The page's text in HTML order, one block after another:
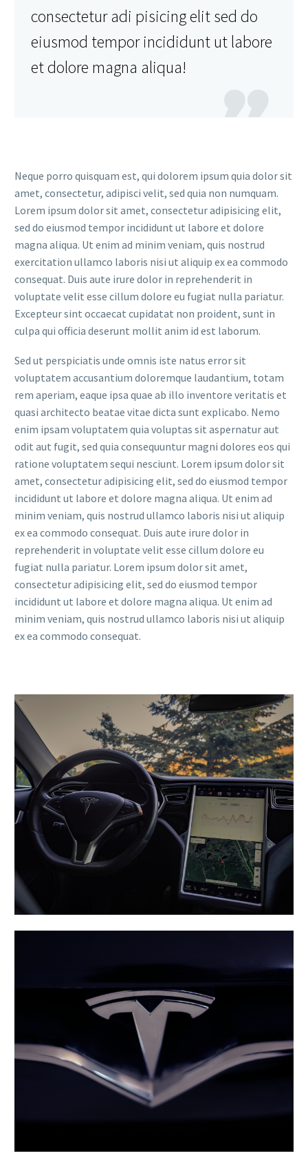
consectetur adi pisicing elit sed do
eiusmod tempor incididunt ut labore
et dolore magna aliqua!

Neque porro quisquam est, qui dolorem ipsum quia dolor sit
amet, consectetur, adipisci velit, sed quia non numquam.
Lorem ipsum dolor sit amet, consectetur adipisicing elit,
sed do eiusmod tempor incididunt ut labore et dolore
magna aliqua. Ut enim ad minim veniam, quis nostrud
exercitation ullamco laboris nisi ut aliquip ex ea commodo
consequat. Duis aute irure dolor in reprehenderit in
voluptate velit esse cillum dolore eu fugiat nulla pariatur.
Excepteur sint occaecat cupidatat non proident, sunt in
culpa qui officia deserunt mollit anim id est laborum.
Sed ut perspiciatis unde omnis iste natus error sit
voluptatem accusantium doloremque laudantium, totam
rem aperiam, eaque ipsa quae ab illo inventore veritatis et
quasi architecto beatae vitae dicta sunt explicabo. Nemo
enim ipsam voluptatem quia voluptas sit aspernatur aut
odit aut fugit, sed quia consequuntur magni dolores eos qui
ratione voluptatem sequi nesciunt. Lorem ipsum dolor sit
amet, consectetur adipisicing elit, sed do eiusmod tempor
incididunt ut labore et dolore magna aliqua. Ut enim ad
minim veniam, quis nostrud ullamco laboris nisi ut aliquip
ex ea commodo consequat. Duis aute irure dolor in
reprehenderit in voluptate velit esse cillum dolore eu
fugiat nulla pariatur. Lorem ipsum dolor sit amet,
consectetur adipisicing elit, sed do eiusmod tempor
incididunt ut labore et dolore magna aliqua. Ut enim ad
minim veniam, quis nostrud ullamco laboris nisi ut aliquip
ex ea commodo consequat.